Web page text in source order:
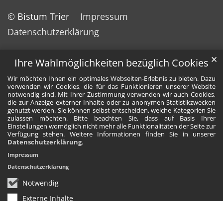
Ihre Wahlmöglichkeiten bezüglich Cookies
Wir möchten Ihnen ein optimales Webseiten-Erlebnis zu bieten. Dazu
verwenden wir Cookies, die für das Funktionieren unserer Website
notwendig sind. Mit Ihrer Zustimmung verwenden wir auch Cookies,
die zur Anzeige externer Inhalte oder zu anonymen Statistikzwecken
genutzt werden. Sie können selbst entscheiden, welche Kategorien Sie
zulassen möchten. Bitte beachten Sie, dass auf Basis Ihrer
Einstellungen womöglich nicht mehr alle Funktionalitäten der Seite zur
Verfügung stehen. Weitere Informationen finden Sie in unserer
Datenschutzerklärung.
Notwendig
Externe Inhalte
✕
Impressum
Datenschutzerklärung
© Bistum Trier
Impressum
Datenschutzerklärung